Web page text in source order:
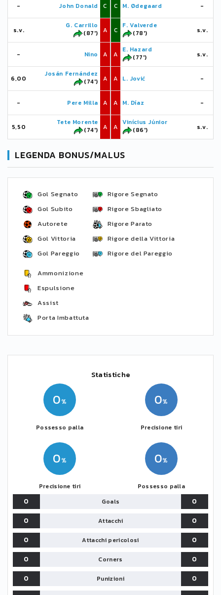
- John Donald C
s.v.
G. Carrillo
(87')
A
- Nino A
6,00
Josán Fernández
(74')
A
- Pere Milla A
5,50
Tete Morente
(74')
A
C M. Ødegaard -
C
F. Valverde
(78')
s.v.
A
E. Hazard
(77')
s.v.
A L. Jović -
A M. Díaz -
A
Vinícius Júnior
(86')
s.v.
LEGENDA BONUS/MALUS
Gol Segnato
Gol Subito
Autorete
Gol Vittoria
Gol Pareggio
Rigore Segnato
Rigore Sbagliato
Rigore Parato
Rigore della Vittoria
Rigore del Pareggio
Ammonizione
Espulsione
Assist
Porta Imbattuta
Statistiche
0
Possesso palla
0
Precisione tiri
0
Possesso palla
0
Precisione tiri
0 Goals
0
0
Attacchi
0
0
Attacchi pericolosi
0
0
Corners
0
0
Punizioni
0